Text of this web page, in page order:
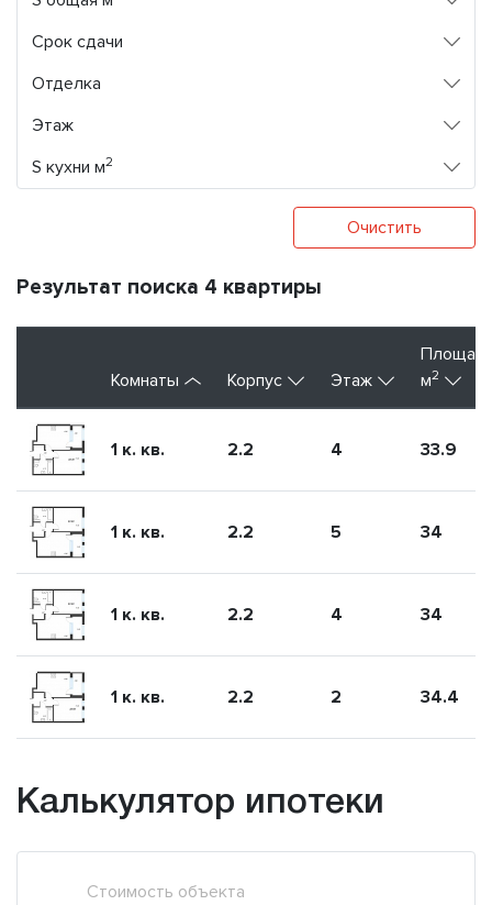
Срок сдачи
Отделка
Этаж
S кухни м2
Очистить
Результат поиска 4 квартиры
Комнаты Корпус Этаж
м2
1 к. кв. 2.2 4 33.9
1 к. кв. 2.2 5 34
1 к. кв. 2.2 4 34
1 к. кв. 2.2 2 34.4
Калькулятор ипотеки
Стоимость объекта